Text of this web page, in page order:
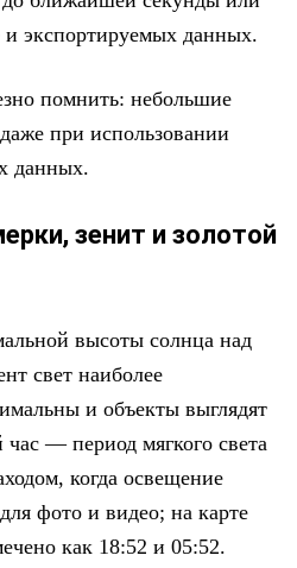
экспортируемых данных.
помнить: небольшие
при использовании
данных.
зенит и золотой
высоты солнца над
свет наиболее
и объекты выглядят
час — период мягкого света
когда освещение
фото и видео; на карте
как 18:52 и 05:52.